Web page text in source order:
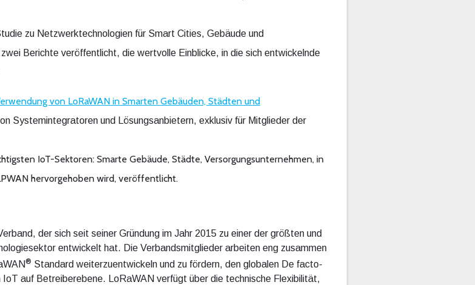
zu Netzwerktechnologien für Smart Cities, Gebäude und
Berichte veröffentlicht, die wertvolle Einblicke, in die sich entwickelnde
von LoRaWAN in Smarten Gebäuden, Städten und
Systemintegratoren und Lösungsanbietern, exklusiv für Mitglieder der
IoT-Sektoren: Smarte Gebäude, Städte, Versorgungsunternehmen, in
hervorgehoben wird, veröffentlicht.
der sich seit seiner Gründung im Jahr 2015 zu einer der größten und
entwickelt hat. Die Verbandsmitglieder arbeiten eng zusammen
® Standard weiterzuentwickeln und zu fördern, den globalen De facto-
auf Betreiberebene. LoRaWAN verfügt über die technische Flexibilität,